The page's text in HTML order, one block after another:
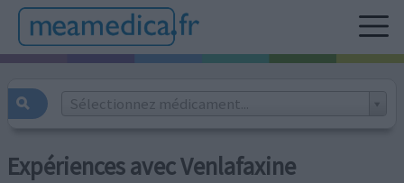
Sélectionnez médicament...
Expériences avec Venlafaxine